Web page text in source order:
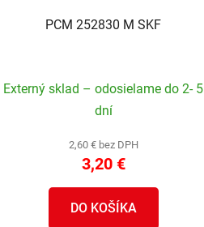
PCM 252830 M SKF
Externý sklad – odosielame do 2- 5
dní
2,60 € bez DPH
3,20 €
DO KOŠÍKA